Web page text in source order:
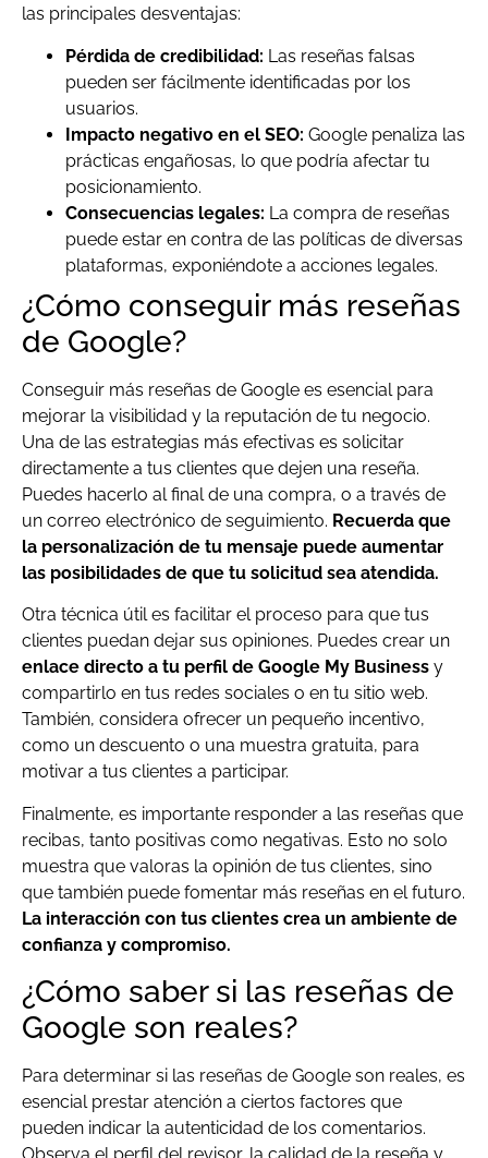
las principales desventajas:
Pérdida de credibilidad: Las reseñas falsas
pueden ser fácilmente identificadas por los
usuarios.
Impacto negativo en el SEO: Google penaliza las
prácticas engañosas, lo que podría afectar tu
posicionamiento.
Consecuencias legales: La compra de reseñas
puede estar en contra de las políticas de diversas
plataformas, exponiéndote a acciones legales.
¿Cómo conseguir más reseñas
de Google?
Conseguir más reseñas de Google es esencial para
mejorar la visibilidad y la reputación de tu negocio.
Una de las estrategias más efectivas es solicitar
directamente a tus clientes que dejen una reseña.
Puedes hacerlo al final de una compra, o a través de
un correo electrónico de seguimiento. Recuerda que
la personalización de tu mensaje puede aumentar
las posibilidades de que tu solicitud sea atendida.
Otra técnica útil es facilitar el proceso para que tus
clientes puedan dejar sus opiniones. Puedes crear un
enlace directo a tu perfil de Google My Business y
compartirlo en tus redes sociales o en tu sitio web.
También, considera ofrecer un pequeño incentivo,
como un descuento o una muestra gratuita, para
motivar a tus clientes a participar.
Finalmente, es importante responder a las reseñas que
recibas, tanto positivas como negativas. Esto no solo
muestra que valoras la opinión de tus clientes, sino
que también puede fomentar más reseñas en el futuro.
La interacción con tus clientes crea un ambiente de
confianza y compromiso.
¿Cómo saber si las reseñas de
Google son reales?
Para determinar si las reseñas de Google son reales, es
esencial prestar atención a ciertos factores que
pueden indicar la autenticidad de los comentarios.